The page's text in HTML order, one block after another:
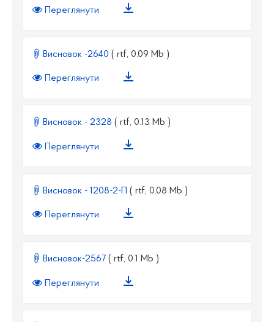
Переглянути
Висновок -2640 ( rtf, 0.09 Mb )
Переглянути
Висновок - 2328 ( rtf, 0.13 Mb )
Переглянути
Висновок - 1208-2-П ( rtf, 0.08 Mb )
Переглянути
Висновок-2567 ( rtf, 0.1 Mb )
Переглянути